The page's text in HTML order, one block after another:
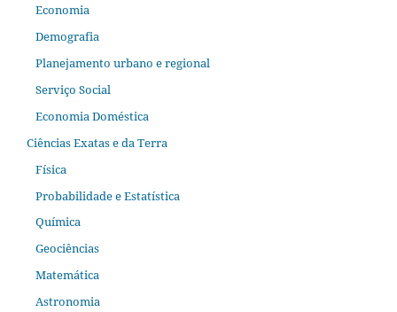
Economia
Demografia
Planejamento urbano e regional
Serviço Social
Economia Doméstica
Ciências Exatas e da Terra
Física
Probabilidade e Estatística
Química
Geociências
Matemática
Astronomia